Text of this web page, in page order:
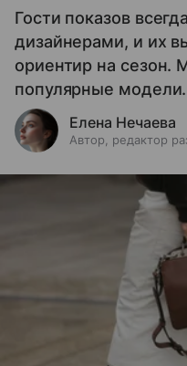
Гости показов
дизайнерами, и их
ориентир на сезон.
популярные модели.
Елена Нечаева
Автор, редактор